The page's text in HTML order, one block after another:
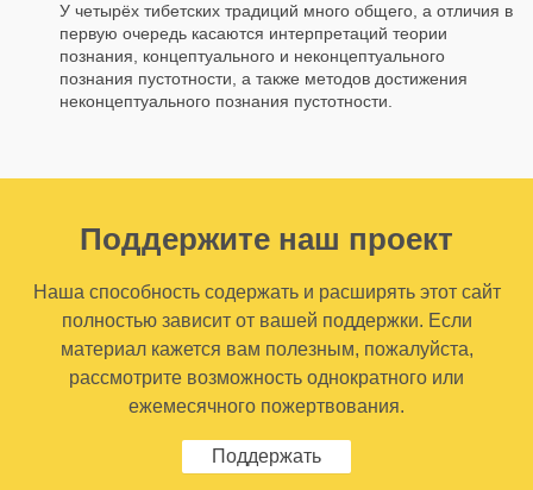
У четырёх тибетских традиций много общего, а отличия в
первую очередь касаются интерпретаций теории
познания, концептуального и неконцептуального
познания пустотности, а также методов достижения
неконцептуального познания пустотности.
Поддержите наш проект
Наша способность содержать и расширять этот сайт
полностью зависит от вашей поддержки. Если
материал кажется вам полезным, пожалуйста,
рассмотрите возможность однократного или
ежемесячного пожертвования.
Поддержать